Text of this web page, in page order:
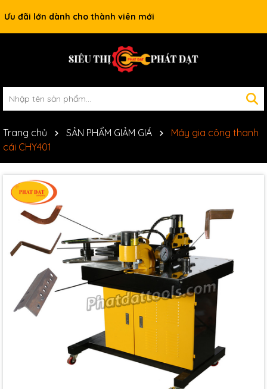
Ưu đãi lớn dành cho thành viên mới
Trang chủ SẢN PHẨM GIẢM GIÁ
Máy gia công thanh
cái CHY401